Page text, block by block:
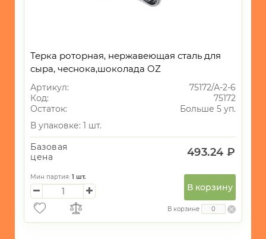
Терка роторная, нержавеющая сталь для
сыра, чеснока,шоколада OZ
Артикул:
75172/А-2-6
Код:
75172
Остаток:
Больше 5 уп.
В упаковке: 1 шт.
Базовая
цена
493.24 ₽
Мин партия: 1 шт.
В корзину
В корзине